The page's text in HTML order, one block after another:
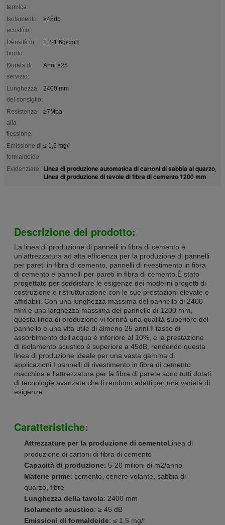
termica:
Isolamento
acustico:
≥45db
Densità di
bordo:
1.2-1.6g/cm3
Durata di
servizio:
Anni ≥25
Lunghezza
del consiglio:
2400 mm
Resistenza
alla
flessione:
≥7Mpa
Emissione di
formaldeide:
≤ 1,5 mg/l
Evidenziare: Linea di produzione automatica di cartoni di sabbia al quarzo,
Linea di produzione di tavole di fibra di cemento 1200 mm
Descrizione del prodotto:
La linea di produzione di pannelli in fibra di cemento è
un'attrezzatura ad alta efficienza per la produzione di pannelli
per pareti in fibra di cemento, pannelli di rivestimento in fibra
di cemento e pannelli per pareti in fibra di cemento.È stato
progettato per soddisfare le esigenze dei moderni progetti di
costruzione e ristrutturazione con le sue prestazioni elevate e
affidabili. Con una lunghezza massima del pannello di 2400
mm e una larghezza massima del pannello di 1200 mm,
questa linea di produzione vi fornirà una qualità superiore del
pannello e una vita utile di almeno 25 anni.Il tasso di
assorbimento dell'acqua è inferiore al 10%, e la prestazione
di isolamento acustico è superiore a 45dB, rendendo questa
linea di produzione ideale per una vasta gamma di
applicazioni.I pannelli di rivestimento in fibra di cemento
macchina e l'attrezzatura per la fibra di parete sono tutti dotati
di tecnologie avanzate che li rendono adatti per una varietà di
esigenze.
Caratteristiche:
Attrezzature per la produzione di cementoLinea di
produzione di cartoni di fibra di cemento
Capacità di produzione: 5-20 milioni di m2/anno
Materie prime: cemento, cenere volante, sabbia di
quarzo, fibre
Lunghezza della tavola: 2400 mm
Isolamento acustico: ≥ 45 dB
Emissioni di formaldeide: ≤ 1,5 mg/l